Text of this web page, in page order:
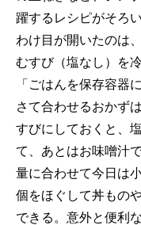
躍するレシピがそろ
わけ目が開いたのは
むすび（塩なし）を
「ごはんを保存容器
さて合わせるおかず
すびにしておくと、
て、あとはお味噌汁
量に合わせて今日は
個をほぐして丼もの
できる。意外と便利